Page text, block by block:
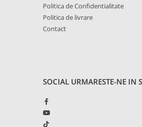
2. Piese Utilaje Agricole
2.1.4. Grapă rotativă și cu discuri
Politica de Confidentialitate
Politica de livrare
Contact
SOCIAL URMARESTE-NE IN